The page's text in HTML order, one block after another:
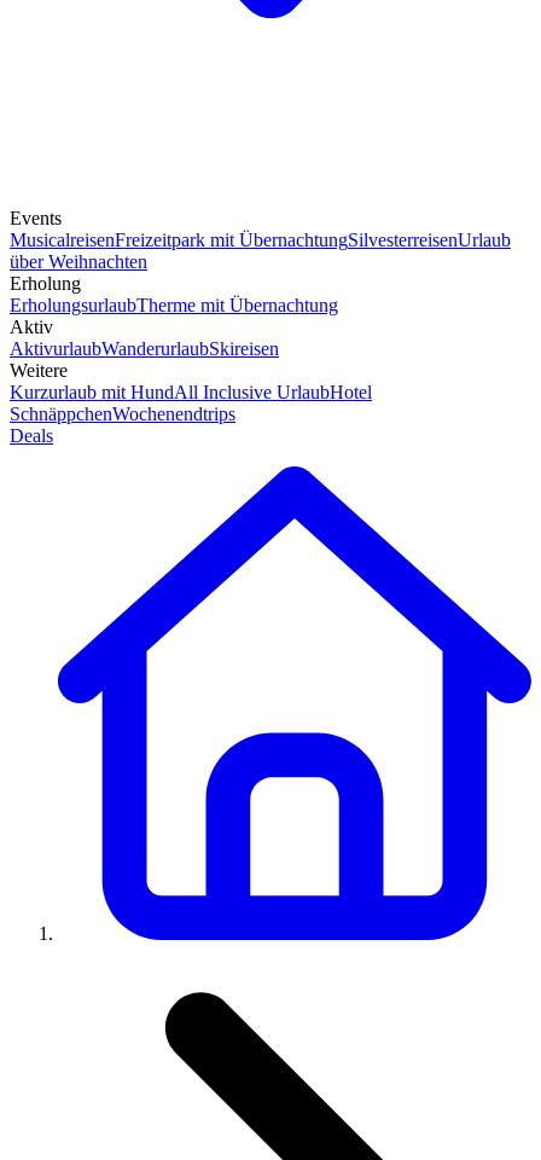
Events
MusicalreisenFreizeitpark mit ÜbernachtungSilvesterreisenUrlaub
über Weihnachten
Erholung
ErholungsurlaubTherme mit Übernachtung
Aktiv
AktivurlaubWanderurlaubSkireisen
Weitere
Kurzurlaub mit HundAll Inclusive UrlaubHotel
SchnäppchenWochenendtrips
Deals